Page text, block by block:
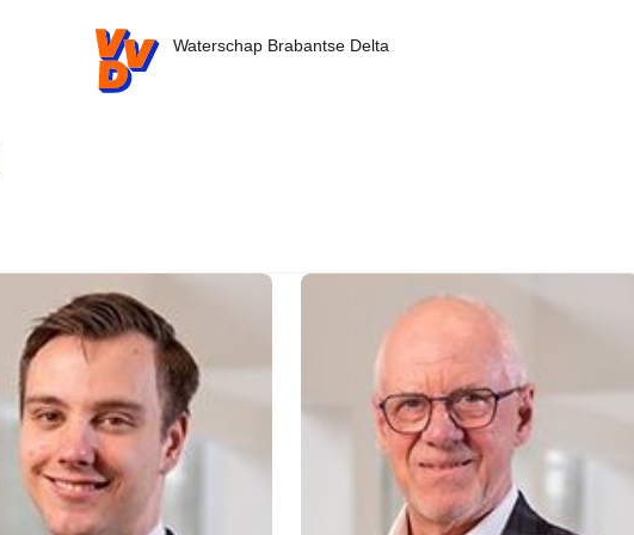
VVD.nl - Ga naar de homepage
Waterschap Brabantse Delta